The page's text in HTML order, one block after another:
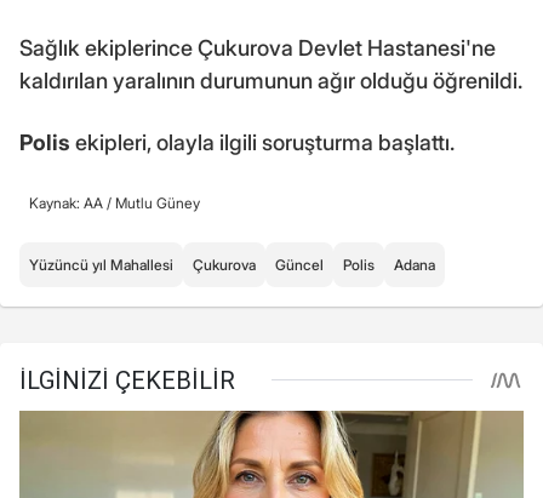
Sağlık ekiplerince Çukurova Devlet Hastanesi'ne
kaldırılan yaralının durumunun ağır olduğu öğrenildi.
Polis ekipleri, olayla ilgili soruşturma başlattı.
Kaynak: AA / Mutlu Güney
Yüzüncü yıl Mahallesi Çukurova Güncel Polis Adana